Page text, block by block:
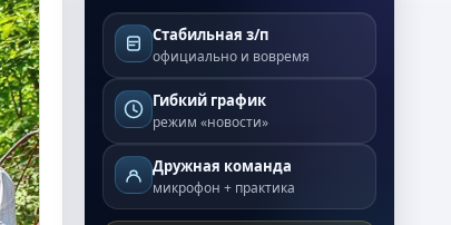
Стабильная з/п
официально и вовремя
Гибкий график
режим «новости»
Дружная команда
микрофон + практика